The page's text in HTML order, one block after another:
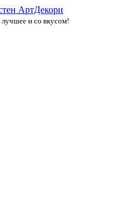
и со вкусом!